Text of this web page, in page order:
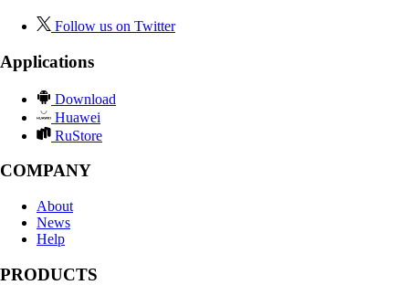
Follow us on Twitter
Applications
Download
Huawei
RuStore
COMPANY
About
News
Help
PRODUCTS